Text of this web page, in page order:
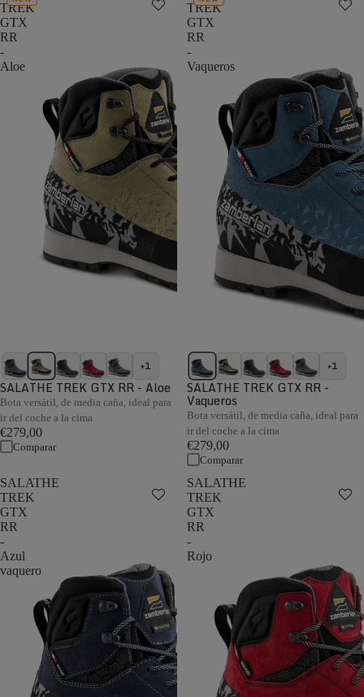
TREK
GTX
RR
-
Aloe
+1
SALATHE TREK GTX RR - Aloe
Bota versátil, de media caña, ideal para
ir del coche a la cima
€279,00
Comparar
TREK
GTX
RR
-
Vaqueros
+1
SALATHE TREK GTX RR -
Vaqueros
Bota versátil, de media caña, ideal para
ir del coche a la cima
€279,00
Comparar
SALATHE
TREK
GTX
RR
-
Azul
vaquero
SALATHE
TREK
GTX
RR
-
Rojo